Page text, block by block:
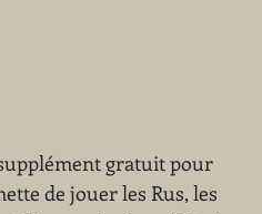
gratuit pour
de jouer les Rus, les